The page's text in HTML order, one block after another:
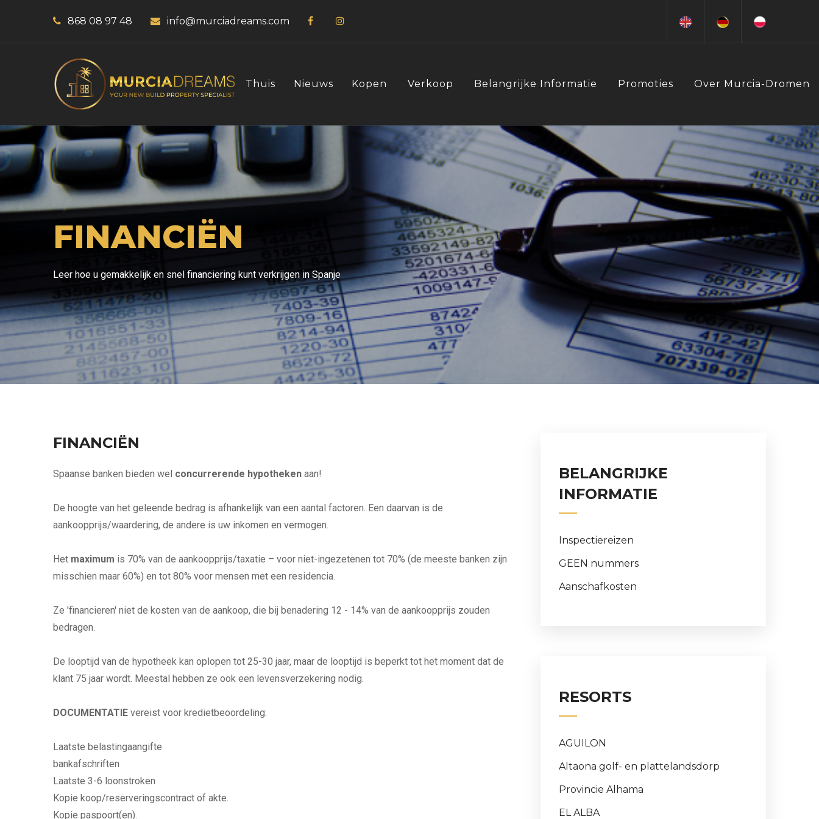
868 08 97 48 info@murciadreams.com
Thuis Nieuws Kopen Verkoop Belangrijke Informatie Promoties Over Murcia-Dromen
FINANCIËN
Leer hoe u gemakkelijk en snel financiering kunt verkrijgen in Spanje
FINANCIËN
Spaanse banken bieden wel concurrerende hypotheken aan!
De hoogte van het geleende bedrag is afhankelijk van een aantal factoren. Een daarvan is de
aankoopprijs/waardering, de andere is uw inkomen en vermogen.
Het maximum is 70% van de aankoopprijs/taxatie – voor niet-ingezetenen tot 70% (de meeste banken zijn
misschien maar 60%) en tot 80% voor mensen met een residencia.
Ze 'financieren' niet de kosten van de aankoop, die bij benadering 12 - 14% van de aankoopprijs zouden
bedragen.
De looptijd van de hypotheek kan oplopen tot 25-30 jaar, maar de looptijd is beperkt tot het moment dat de
klant 75 jaar wordt. Meestal hebben ze ook een levensverzekering nodig.
DOCUMENTATIE vereist voor kredietbeoordeling:
Laatste belastingaangifte
bankafschriften
Laatste 3-6 loonstroken
Kopie koop/reserveringscontract of akte.
Kopie paspoort(en).
BELANGRIJKE
INFORMATIE
Inspectiereizen
GEEN nummers
Aanschafkosten
RESORTS
AGUILON
Altaona golf- en plattelandsdorp
Provincie Alhama
EL ALBA